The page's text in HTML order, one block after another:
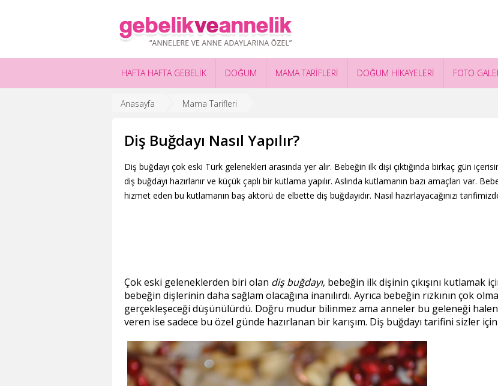
HAFTA HAFTA GEBELİK DOĞUM MAMA TARİFLERİ DOĞUM HİKAYELERİ FOTO
Anasayfa Mama Tarifleri
Diş Buğdayı Nasıl Yapılır?
Diş buğdayı çok eski Türk gelenekleri arasında yer alır. Bebeğin ilk dişi çıktığında birkaç gün
diş buğdayı hazırlanır ve küçük çaplı bir kutlama yapılır. Aslında kutlamanın bazı amaçları var.
hizmet eden bu kutlamanın baş aktörü de elbette diş buğdayıdır. Nasıl hazırlayacağınızı
Çok eski geleneklerden biri olan diş buğdayı, bebeğin ilk dişinin çıkışını kutlamak
bebeğin dişlerinin daha sağlam olacağına inanılırdı. Ayrıca bebeğin rızkının çok
gerçekleşeceği düşünülürdü. Doğru mudur bilinmez ama anneler bu geleneği halen
veren ise sadece bu özel günde hazırlanan bir karışım. Diş buğdayı tarifini sizler için